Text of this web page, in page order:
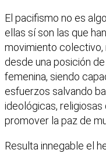
El pacifismo no es
ellas sí son las que
movimiento colectivo,
desde una posición
femenina, siendo
esfuerzos salvando
ideológicas,
promover la paz de
Resulta innegable el